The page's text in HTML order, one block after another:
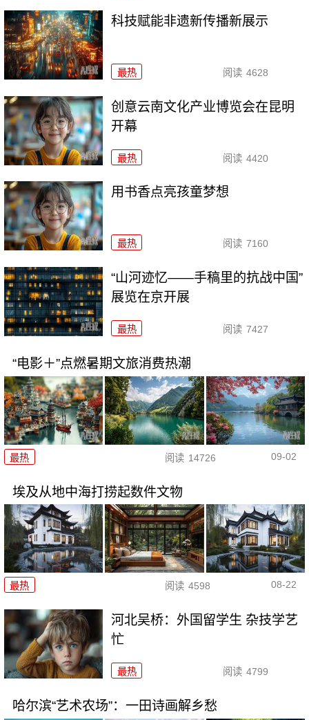
科技赋能非遗新传播新展示
最热 阅读 4628
创意云南文化产业博览会在昆明
开幕
最热 阅读 4420
用书香点亮孩童梦想
最热 阅读 7160
“山河迹忆——手稿里的抗战中国”
展览在京开展
最热 阅读 7427
“电影＋”点燃暑期文旅消费热潮
最热 阅读 14726 09-02
埃及从地中海打捞起数件文物
最热 阅读 4598 08-22
河北吴桥：外国留学生 杂技学艺
忙
最热 阅读 4799
哈尔滨“艺术农场”：一田诗画解乡愁